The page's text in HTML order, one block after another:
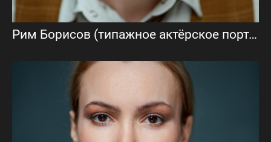
Рим Борисов (типажное актёрское портфолио)